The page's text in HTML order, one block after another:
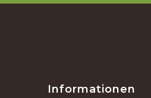
Informationen